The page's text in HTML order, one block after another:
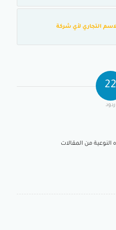
التجاري لأي شركة
22
ردود
من المقالات